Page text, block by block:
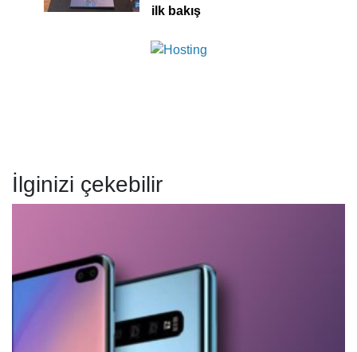
ilk bakış
İlginizi çekebilir